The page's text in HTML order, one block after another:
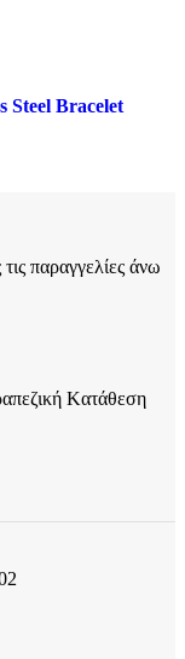
Steel Bracelet
παραγγελίες άνω
Kατάθεση